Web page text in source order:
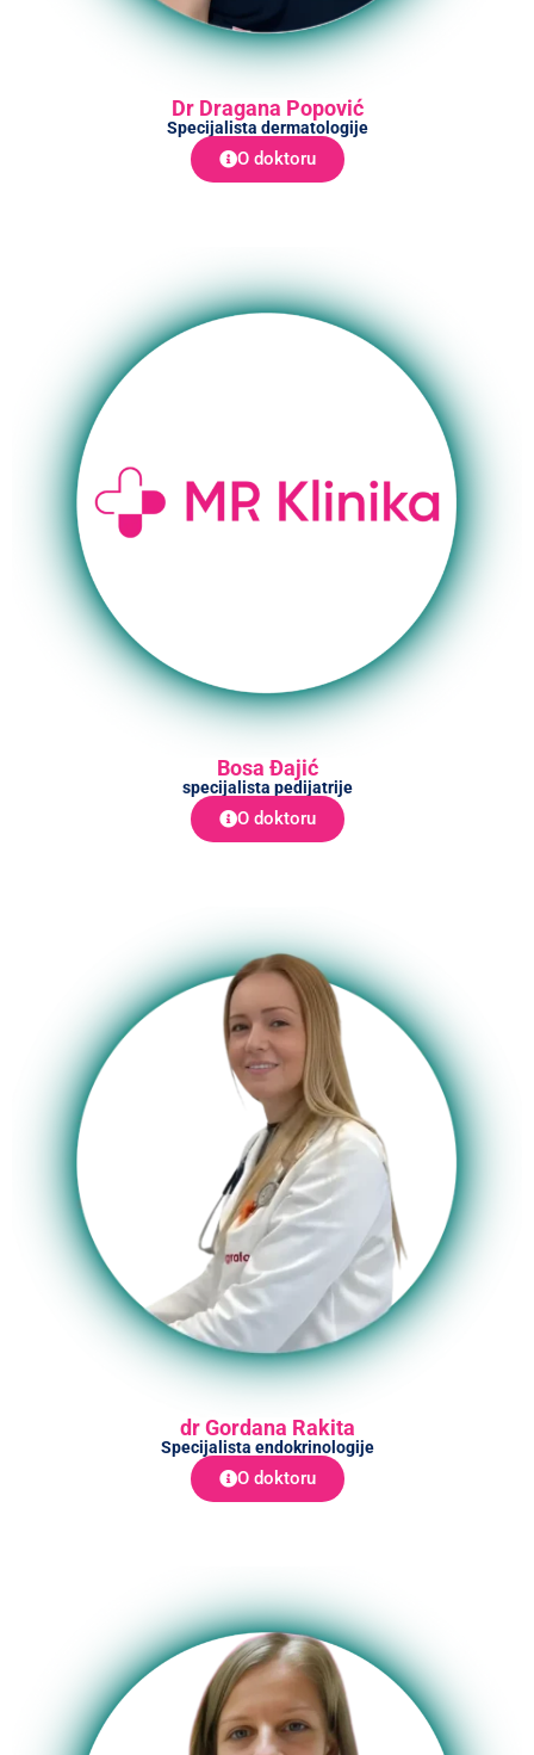
Dr Dragana Popović
Specijalista dermatologije
O doktoru
Bosa Đajić
specijalista pedijatrije
O doktoru
dr Gordana Rakita
Specijalista endokrinologije
O doktoru